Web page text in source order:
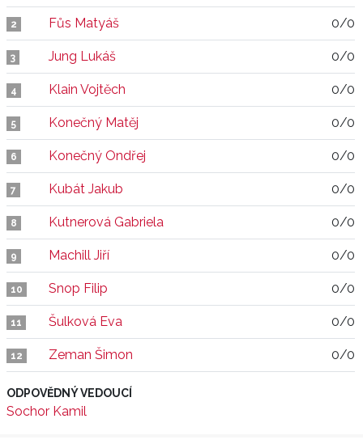
2 Fůs Matyáš 0/0
3 Jung Lukáš 0/0
4 Klain Vojtěch 0/0
5 Konečný Matěj 0/0
6 Konečný Ondřej 0/0
7 Kubát Jakub 0/0
8 Kutnerová Gabriela 0/0
9 Machill Jiří 0/0
10 Snop Filip 0/0
11 Šulková Eva 0/0
12 Zeman Šimon 0/0
ODPOVĚDNÝ VEDOUCÍ
Sochor Kamil